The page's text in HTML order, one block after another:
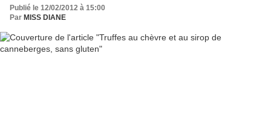
Publié le 12/02/2012 à 15:00
Par MISS DIANE